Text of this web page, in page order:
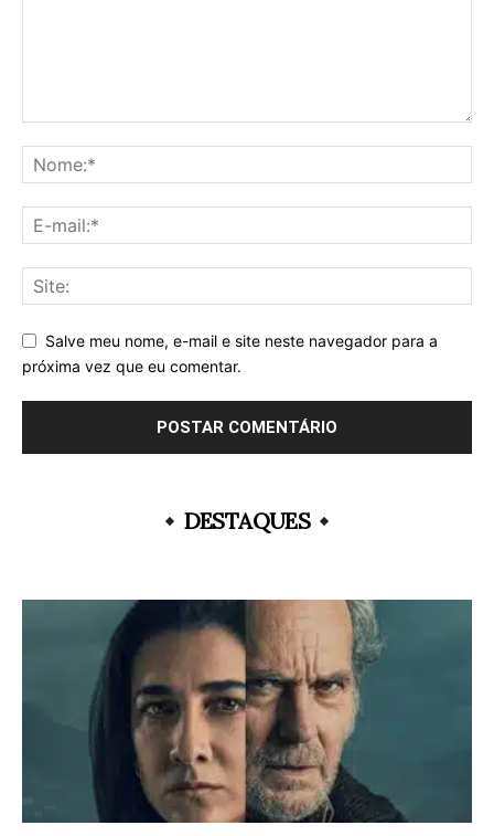
Salve meu nome, e-mail e site neste navegador para a
próxima vez que eu comentar.
DESTAQUES